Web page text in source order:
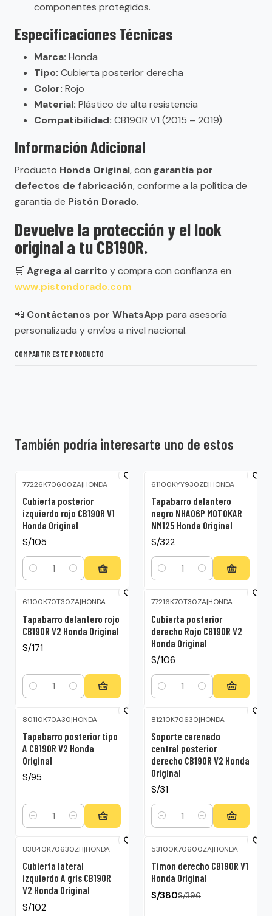
componentes protegidos.
Especificaciones Técnicas
Marca: Honda
Tipo: Cubierta posterior derecha
Color: Rojo
Material: Plástico de alta resistencia
Compatibilidad: CB190R V1 (2015 – 2019)
Información Adicional
Producto Honda Original, con garantía por
defectos de fabricación, conforme a la política de
garantía de Pistón Dorado.
Devuelve la protección y el look
original a tu CB190R.
🛒 Agrega al carrito y compra con confianza en
www.pistondorado.com
📲 Contáctanos por WhatsApp para asesoría
personalizada y envíos a nivel nacional.
COMPARTIR ESTE PRODUCTO
También podría interesarte uno de estos
77226K70600ZA|HONDA
Cubierta posterior
izquierdo rojo CB190R V1
Honda Original
S/105
Cantidad
61100KYY930ZD|HONDA
Tapabarro delantero
negro NHA06P MOTOKAR
NM125 Honda Original
S/322
Cantidad
61100K70T30ZA|HONDA
Tapabarro delantero rojo
CB190R V2 Honda Original
S/171
Cantidad
77216K70T30ZA|HONDA
Cubierta posterior
derecho Rojo CB190R V2
Honda Original
S/106
Cantidad
80110K70A30|HONDA
Tapabarro posterior tipo
A CB190R V2 Honda
Original
S/95
Cantidad
81210K70630|HONDA
Soporte carenado
central posterior
derecho CB190R V2 Honda
Original
S/31
Cantidad
83840K70630ZH|HONDA
Cubierta lateral
izquierdo A gris CB190R
V2 Honda Original
S/102
53100K70600ZA|HONDA
Timon derecho CB190R V1
Honda Original
S/380S/396